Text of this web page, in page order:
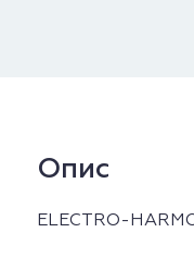
Опис
ELECTRO-